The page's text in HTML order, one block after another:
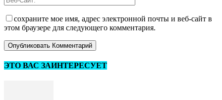
сохраните мое имя, адрес электронной почты и веб-сайт в
этом браузере для следующего комментария.
ЭТО ВАС ЗАИНТЕРЕСУЕТ